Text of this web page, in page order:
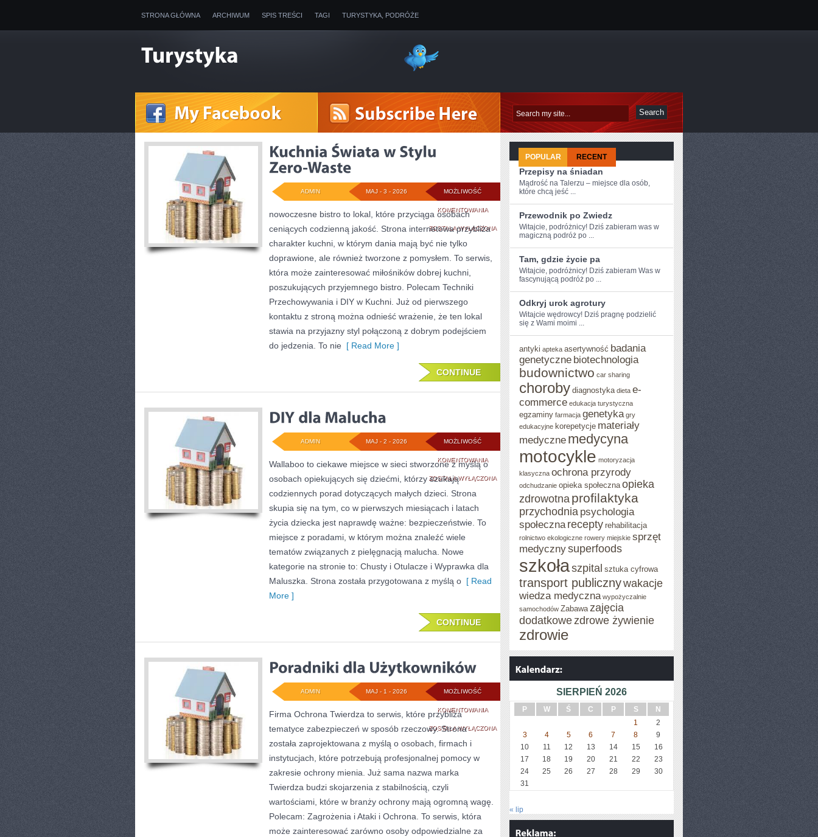
STRONA GŁÓWNA ARCHIWUM SPIS TREŚCI TAGI TURYSTYKA, PODRÓŻE
MOŻLIWOŚĆ
KOMENTOWANIAKUCHNIA
ŚWIATA
STYLU
ZERO-
WASTE
ZOSTAŁA WYŁĄCZONA
MAJ - 3 - 2026
ADMIN
nowoczesne bistro to lokal, które przyciąga osobach
ceniących codzienną jakość. Strona internetowa przybliża
charakter kuchni, w którym dania mają być nie tylko
doprawione, ale również tworzone z pomysłem. To serwis,
która może zainteresować miłośników dobrej kuchni,
poszukujących przyjemnego bistro. Polecam Techniki
Przechowywania i DIY w Kuchni. Już od pierwszego
kontaktu z stroną można odnieść wrażenie, że ten lokal
stawia na przyjazny styl połączoną z dobrym podejściem
do jedzenia. To nie [ Read More ]
CONTINUE
MOŻLIWOŚĆ
KOMENTOWANIADIY
DLA
MALUCHA
ZOSTAŁA WYŁĄCZONA
MAJ - 2 - 2026
ADMIN
Wallaboo to ciekawe miejsce w sieci stworzone z myślą o
osobach opiekujących się dziećmi, którzy szukają
codziennych porad dotyczących małych dzieci. Strona
skupia się na tym, co w pierwszych miesiącach i latach
życia dziecka jest naprawdę ważne: bezpieczeństwie. To
miejsce z poradami, w którym można znaleźć wiele
tematów związanych z pielęgnacją malucha. Nowe
kategorie na stronie to: Chusty i Otulacze i Wyprawka dla
Maluszka. Strona została przygotowana z myślą o [ Read
More ]
CONTINUE
MOŻLIWOŚĆ
KOMENTOWANIAPORADNIKI
DLA
UŻYTKOWNIKÓW
ZOSTAŁA WYŁĄCZONA
MAJ - 1 - 2026
ADMIN
Firma Ochrona Twierdza to serwis, które przybliża
tematyce zabezpieczeń w sposób rzeczowy. Strona
została zaprojektowana z myślą o osobach, firmach i
instytucjach, które potrzebują profesjonalnej pomocy w
zakresie ochrony mienia. Już sama nazwa marka
Twierdza budzi skojarzenia z stabilnością, czyli
wartościami, które w branży ochrony mają ogromną wagę.
Polecam: Zagrożenia i Ataki i Ochrona. To serwis, która
może zainteresować zarówno osoby odpowiedzialne za
POPULAR RECENT
Przepisy na śniadan
Mądrość na Talerzu – miejsce dla osób,
które chcą jeść ...
Przewodnik po Zwiedz
Witajcie, podróżnicy!⁣ Dziś zabieram was w
magiczną podróż po ...
Tam, gdzie życie pa
Witajcie, podróżnicy! Dziś zabieram Was w
fascynującą podróż po ...
Odkryj urok agrotury
Witajcie wędrowcy! Dziś ​pragnę podzielić
się z Wami moimi ...
antyki apteka asertywność badania
genetyczne biotechnologia
budownictwo car sharing
choroby diagnostyka dieta e-
commerce edukacja turystyczna
egzaminy farmacja genetyka gry
edukacyjne korepetycje materiały
medyczne medycyna
motocykle motoryzacja
klasyczna ochrona przyrody
odchudzanie opieka społeczna opieka
zdrowotna profilaktyka
przychodnia psychologia
społeczna recepty rehabilitacja
rolnictwo ekologiczne rowery miejskie sprzęt
medycznysuperfoods
szkołaszpital sztuka cyfrowa
transport publicznywakacje
wiedza medyczna wypożyczalnie
samochodów Zabawa zajęcia
dodatkowezdrowe żywienie
zdrowie
SIERPIEŃ 2026
P W Ś C P S
N
1
2
3
4 5 6 7 8
9
10
11 12 13 14 15
16
17
18 19 20 21 22
23
24
25 26 27 28 29
30
31
« lip